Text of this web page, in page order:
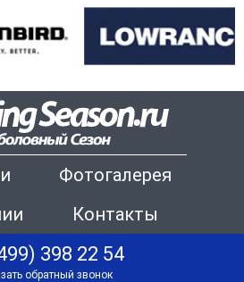
Фотогалерея
Контакты
398 22 54
обратный звонок